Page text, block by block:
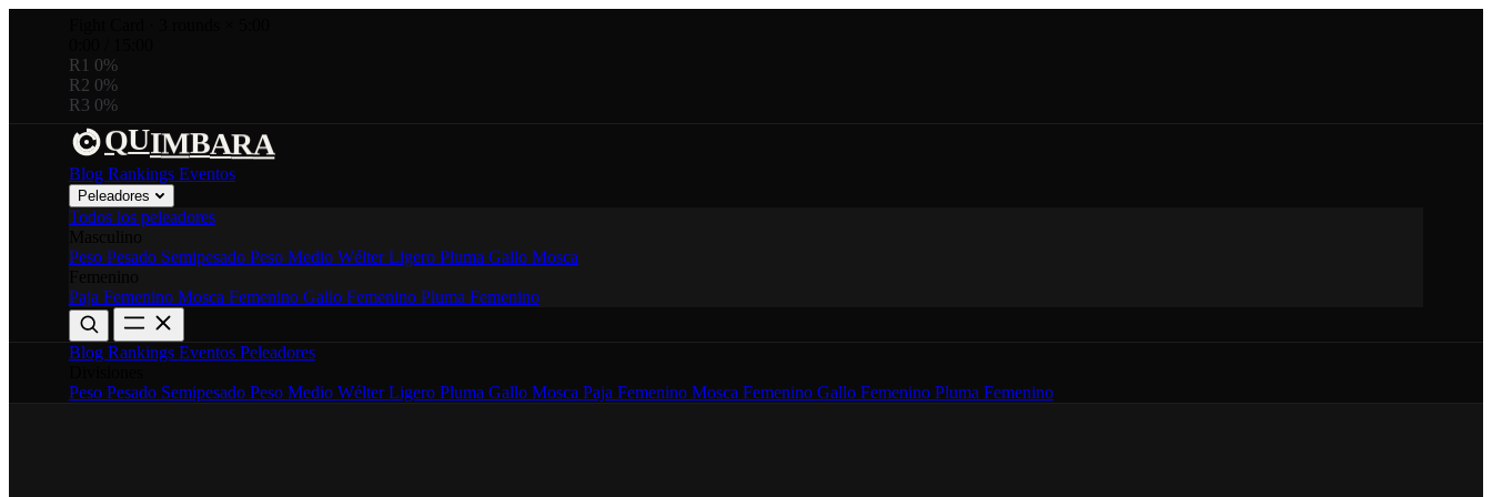
R1 0%
R2 0%
R3 0%
QUIMBARA
Blog Rankings Eventos
Peleadores
Todos los peleadores
Peso Pesado Semipesado Peso Medio WélterLigero Pluma Gallo Mosca
Paja Femenino Mosca Femenino Gallo Femenino Pluma Femenino
Blog Rankings Eventos Peleadores
Peso Pesado Semipesado Peso Medio WélterLigero Pluma Gallo Mosca Paja Femenino Mosca Femenino Gallo Femenino Pluma Femenino